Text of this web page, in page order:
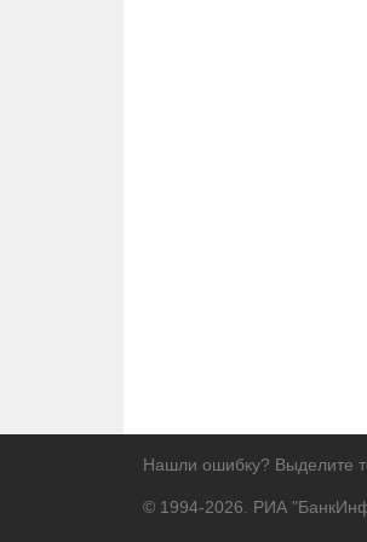
Нашли ошибку? Выделите
© 1994-2026. РИА